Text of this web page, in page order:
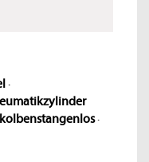
·
·